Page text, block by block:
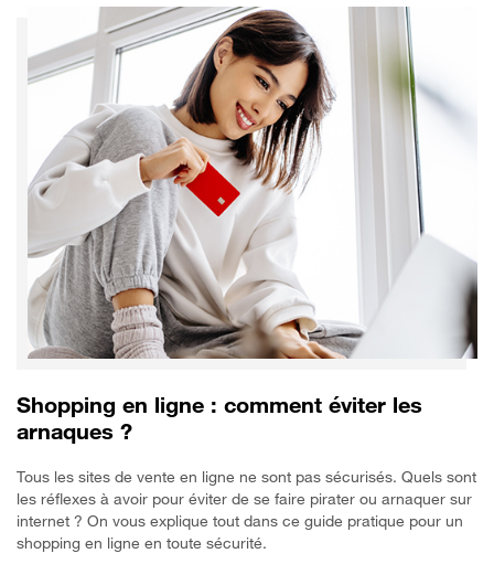
Shopping en ligne : comment éviter les
arnaques ?
Tous les sites de vente en ligne ne sont pas sécurisés. Quels sont
les réflexes à avoir pour éviter de se faire pirater ou arnaquer sur
internet ? On vous explique tout dans ce guide pratique pour un
shopping en ligne en toute sécurité.